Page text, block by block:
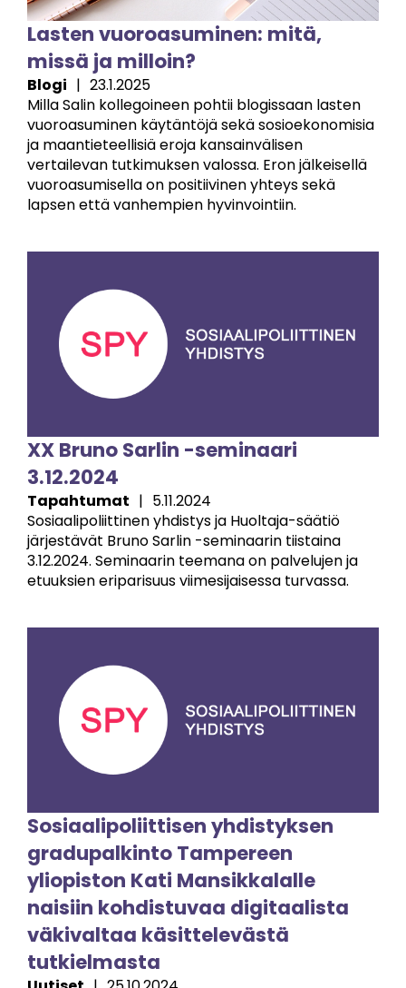
Lasten vuoroasuminen: mitä,
missä ja milloin?
Blogi | 23.1.2025
Milla Salin kollegoineen pohtii blogissaan lasten
vuoroasuminen käytäntöjä sekä sosioekonomisia
ja maantieteellisiä eroja kansainvälisen
vertailevan tutkimuksen valossa. Eron jälkeisellä
vuoroasumisella on positiivinen yhteys sekä
lapsen että vanhempien hyvinvointiin.
XX Bruno Sarlin -seminaari
3.12.2024
Tapahtumat | 5.11.2024
Sosiaalipoliittinen yhdistys ja Huoltaja-säätiö
järjestävät Bruno Sarlin -seminaarin tiistaina
3.12.2024. Seminaarin teemana on palvelujen ja
etuuksien eriparisuus viimesijaisessa turvassa.
Sosiaalipoliittisen yhdistyksen
gradupalkinto Tampereen
yliopiston Kati Mansikkalalle
naisiin kohdistuvaa digitaalista
väkivaltaa käsittelevästä
tutkielmasta